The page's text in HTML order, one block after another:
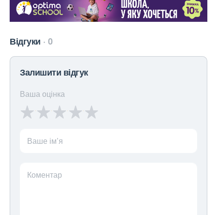
Відгуки 0
Залишити відгук
Ваша оцінка
Ваше ім’я
Коментар